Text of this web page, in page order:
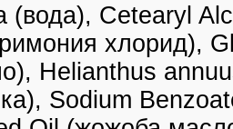
(вода), Cetearyl
хлорид),
Helianthus
Sodium